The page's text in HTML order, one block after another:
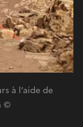
à l’aide de
©